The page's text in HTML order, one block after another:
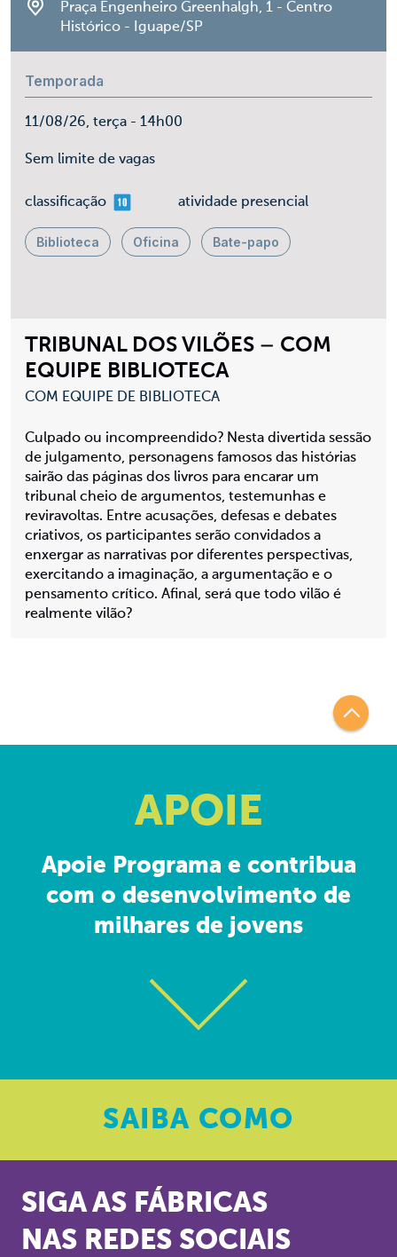
TRIBUNAL DOS VILÕES – COM
EQUIPE BIBLIOTECA
COM EQUIPE DE BIBLIOTECA
Culpado ou incompreendido? Nesta divertida sessão
de julgamento, personagens famosos das histórias
sairão das páginas dos livros para encarar um
tribunal cheio de argumentos, testemunhas e
reviravoltas. Entre acusações, defesas e debates
criativos, os participantes serão convidados a
enxergar as narrativas por diferentes perspectivas,
exercitando a imaginação, a argumentação e o
pensamento crítico. Afinal, será que todo vilão é
realmente vilão?
Praça Engenheiro Greenhalgh, 1 - Centro
Histórico - Iguape/SP
Temporada
11/08/26, terça - 14h00
Sem limite de vagas
classificaçãomais 10 atividade presencial
Biblioteca Oficina Bate-papo
APOIE
Apoie Programa e contribua
com o desenvolvimento de
milhares de jovens
SAIBA COMO
SIGA AS FÁBRICAS
NAS REDES SOCIAIS